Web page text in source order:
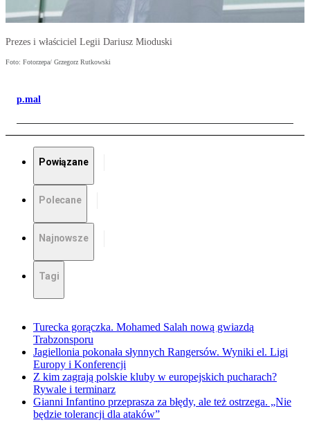
Prezes i właściciel Legii Dariusz Mioduski
Foto: Fotorzepa/ Grzegorz Rutkowski
p.mal
Powiązane
Polecane
Najnowsze
Tagi
Turecka gorączka. Mohamed Salah nową gwiazdą
Trabzonsporu
Jagiellonia pokonała słynnych Rangersów. Wyniki el. Ligi
Europy i Konferencji
Z kim zagrają polskie kluby w europejskich pucharach?
Rywale i terminarz
Gianni Infantino przeprasza za błędy, ale też ostrzega. „Nie
będzie tolerancji dla ataków”